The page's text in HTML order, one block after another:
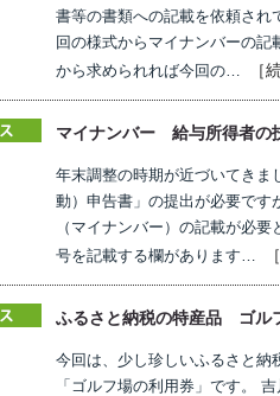
書等の書類への記載を依頼され
回の様式からマイナンバーの
から求められれば今回の…
［
マイナンバー 給与所得者の
年末調整の時期が近づいてきま
動）申告書」の提出が必要です
（マイナンバー）の記載が必
号を記載する欄があります…
ふるさと納税の特産品 ゴル
今回は、少し珍しいふるさと納
「ゴルフ場の利用券」です。